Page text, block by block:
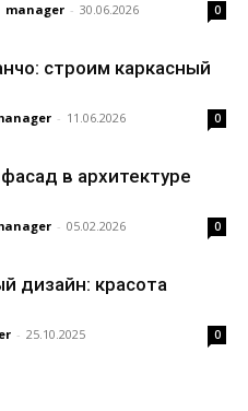
manager - 30.06.2026 0
строим каркасный
- 11.06.2026 0
в архитектуре
- 05.02.2026 0
дизайн: красота
- 25.10.2025 0